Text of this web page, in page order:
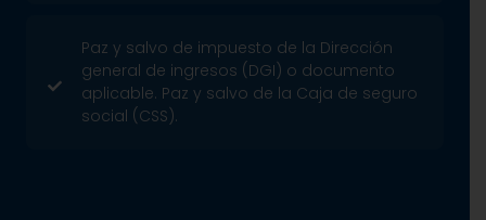
Paz y salvo de impuesto de la Dirección
general de ingresos (DGI) o documento
aplicable. Paz y salvo de la Caja de seguro
social (CSS).